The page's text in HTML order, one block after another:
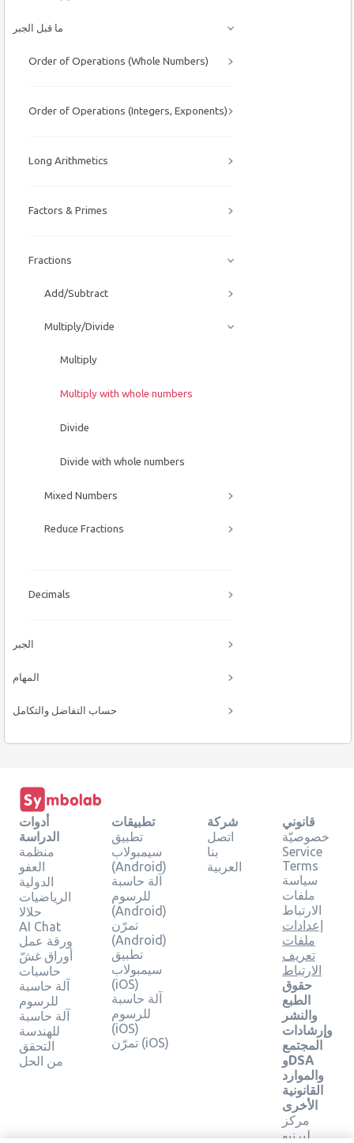
ما قبل الجبر
Order of Operations (Whole Numbers)
Order of Operations (Integers, Exponents)
Long Arithmetics
Factors & Primes
Fractions
Add/Subtract
Multiply/Divide
Multiply
Multiply with whole numbers
Divide
Divide with whole numbers
Mixed Numbers
Reduce Fractions
Decimals
الجبر
المهام
حساب التفاضل والتكامل
أدوات
الدراسة
منظمة
العفو
الدولية
الرياضيات
حلالا
AI Chat
ورقة عمل
أوراق غشّ
حاسبات
آلة حاسبة
للرسوم
آلة حاسبة
للهندسة
التحقق
من الحل
تطبيقات
تطبيق
سيمبولاب
(Android)
آلة حاسبة
للرسوم
(Android)
تمرّن
(Android)
تطبيق
سيمبولاب
(iOS)
آلة حاسبة
للرسوم
(iOS)
تمرّن (iOS)
شركة
اتصل
بنا
العربية
قانوني
خصوصيّة
Service
Terms
سياسة
ملفات
الارتباط
إعدادات
ملفات
تعريف
الارتباط
حقوق
الطبع
والنشر
وإرشادات
المجتمع
وDSA
والموارد
القانونية
الأخرى
مركز
ليرنيو